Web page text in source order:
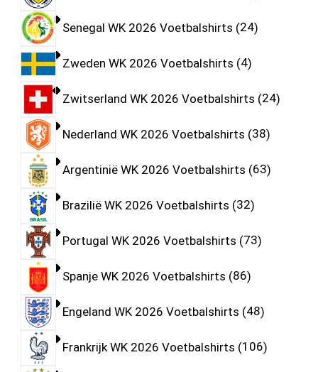
Senegal WK 2026 Voetbalshirts 24
Zweden WK 2026 Voetbalshirts 4
Zwitserland WK 2026 Voetbalshirts 24
Nederland WK 2026 Voetbalshirts 38
Argentinië WK 2026 Voetbalshirts 63
Brazilië WK 2026 Voetbalshirts 32
Portugal WK 2026 Voetbalshirts 73
Spanje WK 2026 Voetbalshirts 86
Engeland WK 2026 Voetbalshirts 48
Frankrijk WK 2026 Voetbalshirts 106